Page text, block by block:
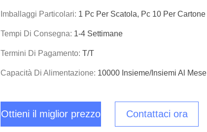
Imballaggi Particolari: 1 Pc Per Scatola, Pc 10 Per Cartone
Tempi Di Consegna: 1-4 Settimane
Termini Di Pagamento: T/T
Capacità Di Alimentazione: 10000 Insieme/insiemi Al Mese
Ottieni il miglior prezzo Contattaci ora